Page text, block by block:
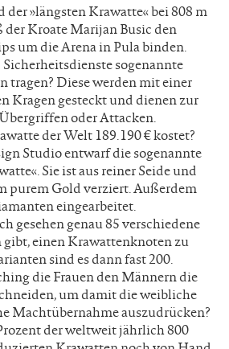
der »längsten Krawatte« bei 808 m
der Kroate Marijan Busic den
um die Arena in Pula binden.
sogenannte
tragen? Diese werden mit einer
Kragen gesteckt und dienen zur
oder Attacken.
der Welt 189.190 € kostet?
Studio entwarf die sogenannte
Sie ist aus reiner Seide und
purem Gold verziert. Außerdem
eingearbeitet.
gesehen genau 85 verschiedene
einen Krawattenknoten zu
sind es dann fast 200.
die Frauen den Männern die
um damit die weibliche
Machtübernahme auszudrücken?
der weltweit jährlich 800